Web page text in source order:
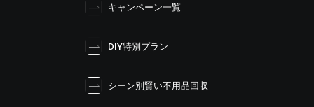
キャンペーン一覧
DIY特別プラン
シーン別賢い不用品回収